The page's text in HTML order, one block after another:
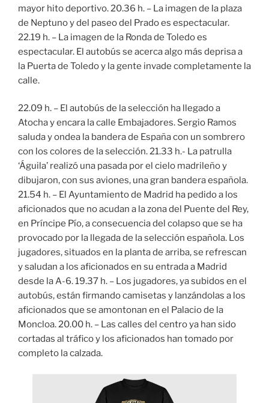
mayor hito deportivo. 20.36 h. – La imagen de la plaza
de Neptuno y del paseo del Prado es espectacular.
22.19 h. – La imagen de la Ronda de Toledo es
espectacular. El autobús se acerca algo más deprisa a
la Puerta de Toledo y la gente invade completamente la
calle.
22.09 h. – El autobús de la selección ha llegado a
Atocha y encara la calle Embajadores. Sergio Ramos
saluda y ondea la bandera de España con un sombrero
con los colores de la selección. 21.33 h.- La patrulla
‘Águila’ realizó una pasada por el cielo madrileño y
dibujaron, con sus aviones, una gran bandera española.
21.54 h. – El Ayuntamiento de Madrid ha pedido a los
aficionados que no acudan a la zona del Puente del Rey,
en Príncipe Pío, a consecuencia del colapso que se ha
provocado por la llegada de la selección española. Los
jugadores, situados en la planta de arriba, se refrescan
y saludan a los aficionados en su entrada a Madrid
desde la A-6. 19.37 h. – Los jugadores, ya subidos en el
autobús, están firmando camisetas y lanzándolas a los
aficionados que se amontonan en el Palacio de la
Moncloa. 20.00 h. – Las calles del centro ya han sido
cortadas al tráfico y los aficionados han tomado por
completo la calzada.